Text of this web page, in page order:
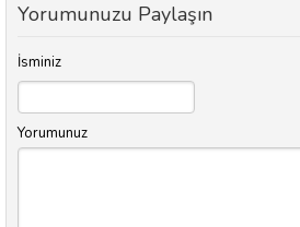
Yorumunuzu Paylaşın
İsminiz
Yorumunuz